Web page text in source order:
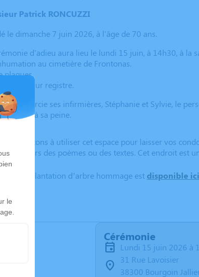
Patrick RONCUZZI
le dimanche 7 juin 2026, à l'âge de 70 ans.
d'adieu aura lieu le lundi 15 juin, à 14h30, à la
au cimetière de Frontonas.
plaques.
sur registre.
remercie ses infirmières, Stéphanie et Sylvie, le
part à sa peine.
vous invitons à utiliser cet espace pour laisser vos
à travers des poèmes ou des textes. Cet endroit est
de plantation d’arbre hommage est disponible ici
Cérémonie
lundi 15 juin 2026 à
31 Rue Lavoisier
38300 Bourgoin